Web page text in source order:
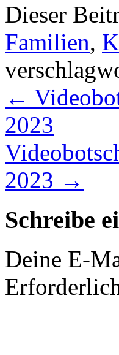
Dieser
Familien,
←
2023
2023 →
Schreibe
Deine E-